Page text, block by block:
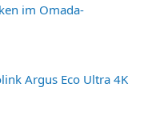
im Omada-
Argus Eco Ultra 4K